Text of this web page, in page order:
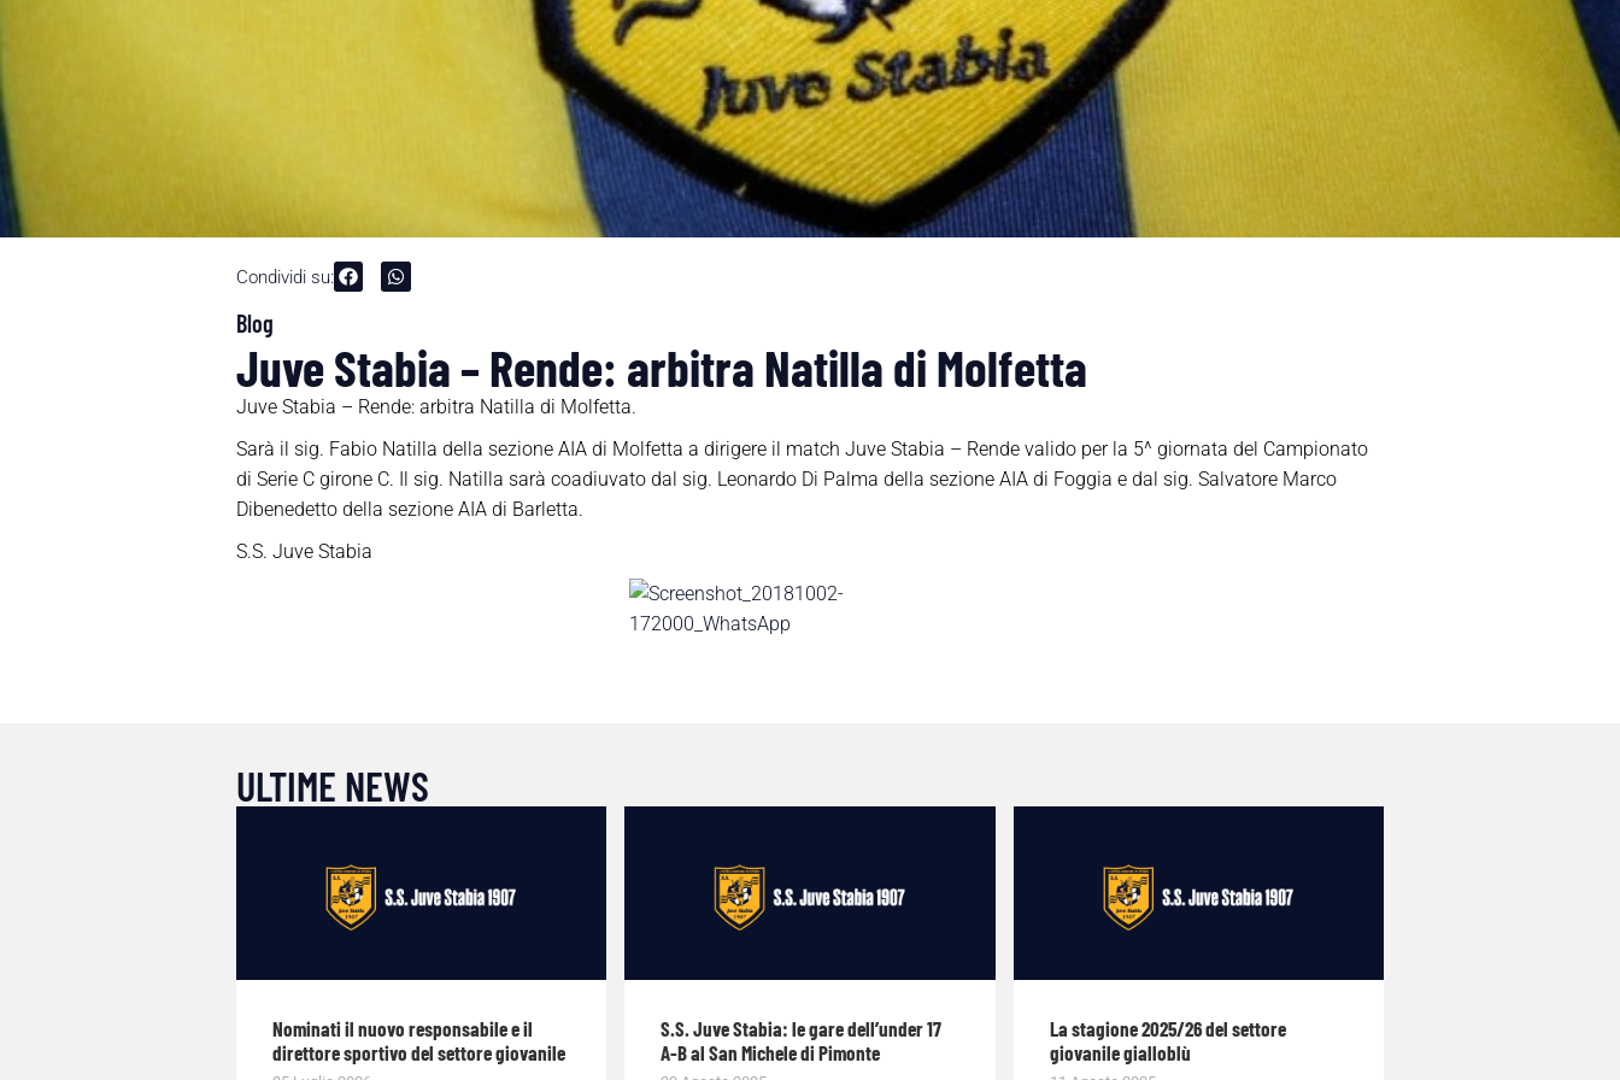
Condividi su:
Blog
Juve Stabia – Rende: arbitra Natilla di Molfetta
Juve Stabia – Rende: arbitra Natilla di Molfetta.
Sarà il sig. Fabio Natilla della sezione AIA di Molfetta a dirigere il match Juve Stabia – Rende valido per la 5^ giornata del Campionato
di Serie C girone C. Il sig. Natilla sarà coadiuvato dal sig. Leonardo Di Palma della sezione AIA di Foggia e dal sig. Salvatore Marco
Dibenedetto della sezione AIA di Barletta.
S.S. Juve Stabia
ULTIME NEWS
Nominati il nuovo responsabile e il
direttore sportivo del settore giovanile
S.S. Juve Stabia: le gare dell’under 17
A-B al San Michele di Pimonte
La stagione 2025/26 del settore
giovanile gialloblù